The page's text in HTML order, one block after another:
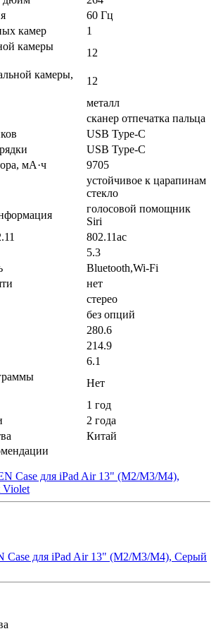
60 Гц
камер
1
камеры
12
камеры,
12
металл
cканер отпечатка пальца
USB Type-C
USB Type-C
мА·ч
9705
устойчивое к царапинам
стекло
голосовой помощник
Siri
802.11ac
5.3
Bluetooth,Wi-Fi
нет
стерео
без опций
280.6
214.9
6.1
Нет
1 год
2 года
Китай
Case для iPad Air 13" (M2/M3/M4),
Case для iPad Air 13" (M2/M3/M4), Серый